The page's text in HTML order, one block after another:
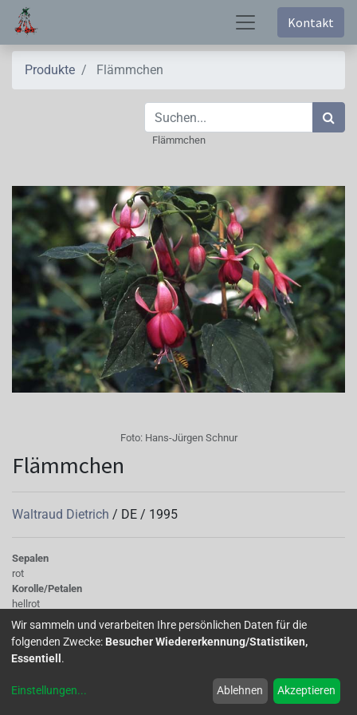
Kontakt
Produkte Flämmchen
Flämmchen
Foto: Hans-Jürgen Schnur
Flämmchen
Waltraud Dietrich / DE / 1995
Sepalen
rot
Korolle/Petalen
hellrot
Knospe/Blüte
einfach, mittelgross
Wuchs
stehend
Wir sammeln und verarbeiten Ihre persönlichen Daten für die
folgenden Zwecke: Besucher Wiedererkennung/Statistiken,
Essentiell .
Einstellungen... Ablehnen Akzeptieren